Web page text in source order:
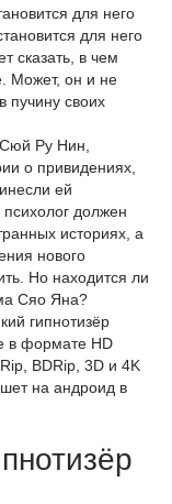
для него
для него
сказать, в чем
Может, он и не
пучину своих
Ру Нин,
о привидениях,
ей
должен
историях, а
нового
Но находится ли
Сяо Яна?
гипнотизёр
в формате HD
BDRip, 3D и 4K
на андроид в